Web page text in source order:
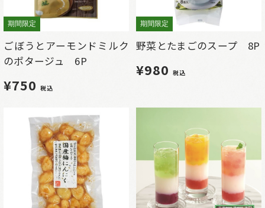
期間限定
ごぼうとアーモンドミルク
のポタージュ 6P
¥750税込
期間限定
野菜とたまごのスープ 8P
¥980税込